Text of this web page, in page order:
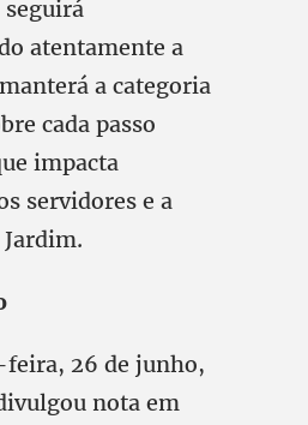
seguirá
atentamente a
a categoria
cada passo
impacta
servidores e a
26 de junho,
nota em